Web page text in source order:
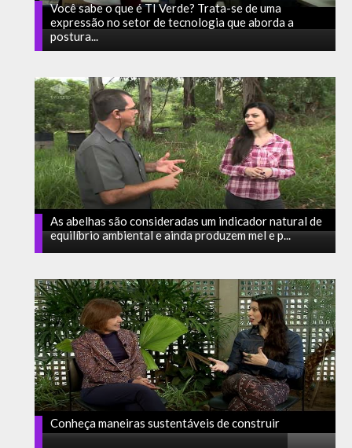
Você sabe o que é TI Verde? Trata-se de uma
expressão no setor de tecnologia que aborda a
postura...
As abelhas são consideradas um indicador natural de
equilíbrio ambiental e ainda produzem mel e p...
Conheça maneiras sustentáveis de construir